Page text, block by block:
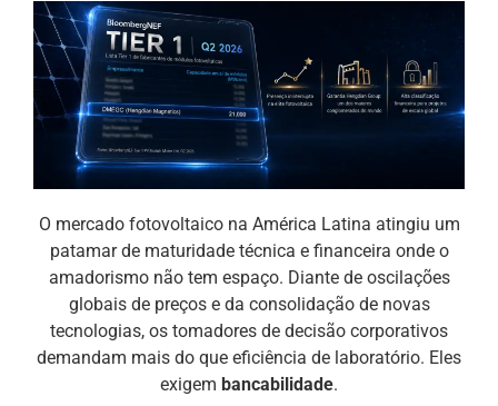
O mercado fotovoltaico na América Latina atingiu um
patamar de maturidade técnica e financeira onde o
amadorismo não tem espaço. Diante de oscilações
globais de preços e da consolidação de novas
tecnologias, os tomadores de decisão corporativos
demandam mais do que eficiência de laboratório. Eles
exigem bancabilidade.